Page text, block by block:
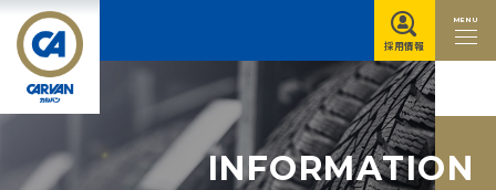
MENU
採用情報
INFORMATION